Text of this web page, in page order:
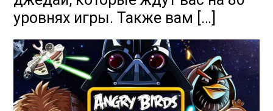
уровнях игры. Также вам […]